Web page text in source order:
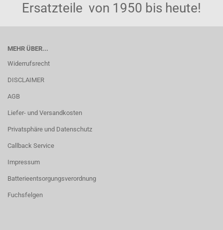
Ersatzteile von 1950 bis heute!
MEHR ÜBER...
Widerrufsrecht
DISCLAIMER
AGB
Liefer- und Versandkosten
Privatsphäre und Datenschutz
Callback Service
Impressum
Batterieentsorgungsverordnung
Fuchsfelgen